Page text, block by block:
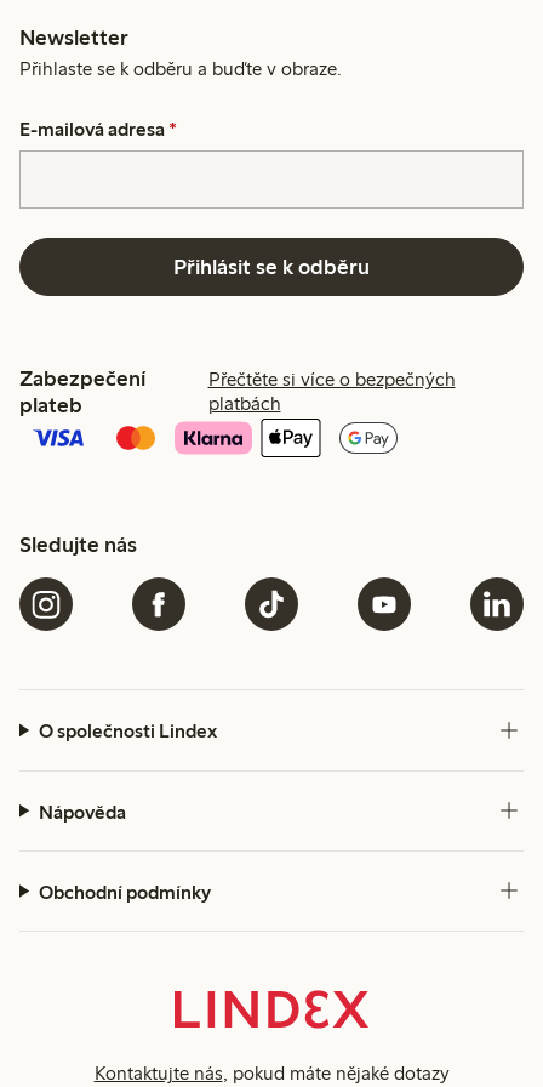
Newsletter
Přihlaste se k odběru a buďte v obraze.
E-mailová adresa *
Přihlásit se k odběru
Zabezpečení
plateb
Přečtěte si více o bezpečných
platbách
Sledujte nás
O společnosti Lindex
Nápověda
Obchodní podmínky
Kontaktujte nás, pokud máte nějaké dotazy